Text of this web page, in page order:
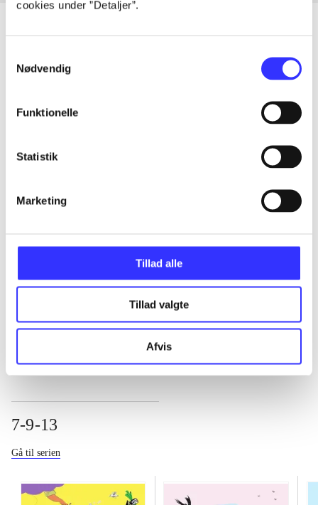
cookies under ”Detaljer”.
Nødvendig
Funktionelle
Statistik
Marketing
Tillad alle
Tillad valgte
Afvis
Artikler
7-9-13
Gå til serien